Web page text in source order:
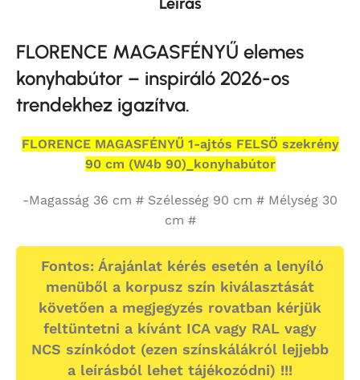
FLORENCE MAGASFÉNYŰ elemes
konyhabútor – inspiráló 2026-os
trendekhez igazítva.
FLORENCE MAGASFÉNYŰ 1-ajtós FELSŐ szekrény
90 cm (W4b 90)_konyhabútor
-Magasság 36 cm # Szélesség 90 cm # Mélység 30
cm #
Fontos: Árajánlat kérés esetén a lenyíló
menüből a korpusz szín kiválasztását
követően a megjegyzés rovatban kérjük
feltüntetni a kívánt ICA vagy RAL vagy
NCS színkódot (ezen színskálákról lejjebb
a leírásból lehet tájékozódni) !!!